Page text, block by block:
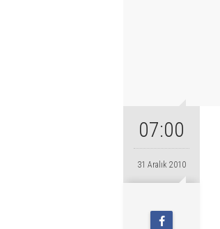
07:00
31 Aralık 2010